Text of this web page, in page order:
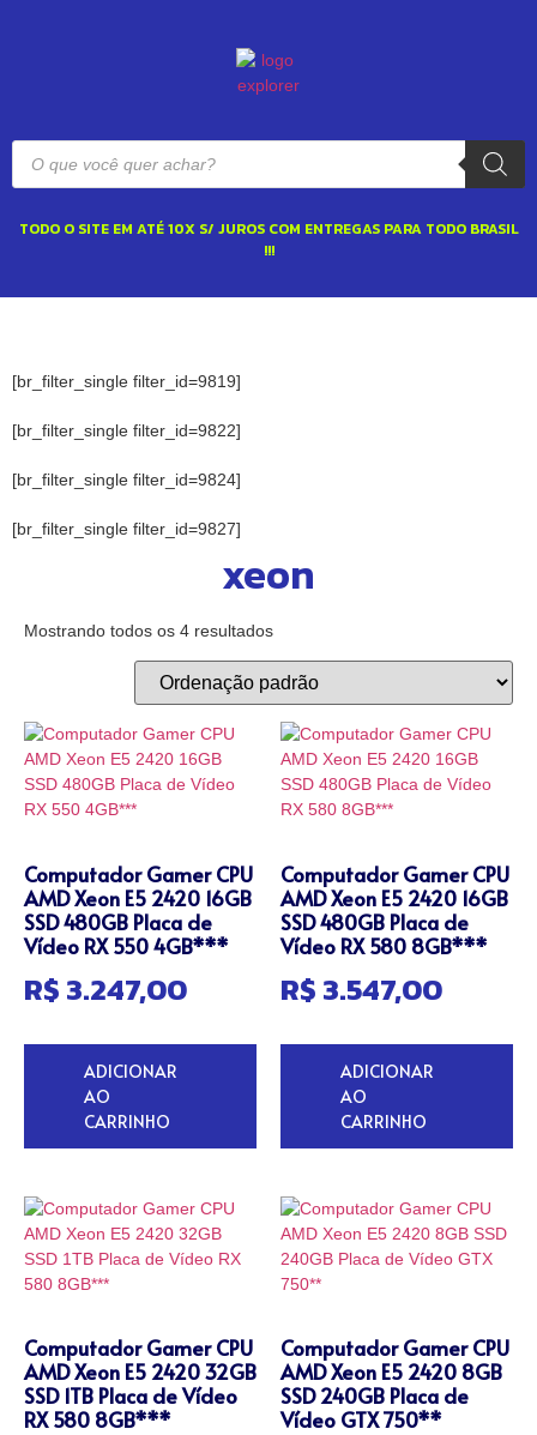
TODO O SITE EM ATÉ 10X S/ JUROS COM ENTREGAS PARA TODO BRASIL
!!!
[br_filter_single filter_id=9819]
[br_filter_single filter_id=9822]
[br_filter_single filter_id=9824]
[br_filter_single filter_id=9827]
xeon
Mostrando todos os 4 resultados
Computador Gamer CPU
AMD Xeon E5 2420 16GB
SSD 480GB Placa de
Vídeo RX 550 4GB***
R$3.247,00
ADICIONAR
AO
CARRINHO
Computador Gamer CPU
AMD Xeon E5 2420 16GB
SSD 480GB Placa de
Vídeo RX 580 8GB***
R$3.547,00
ADICIONAR
AO
CARRINHO
Computador Gamer CPU
AMD Xeon E5 2420 32GB
SSD 1TB Placa de Vídeo
RX 580 8GB***
Computador Gamer CPU
AMD Xeon E5 2420 8GB
SSD 240GB Placa de
Vídeo GTX 750**